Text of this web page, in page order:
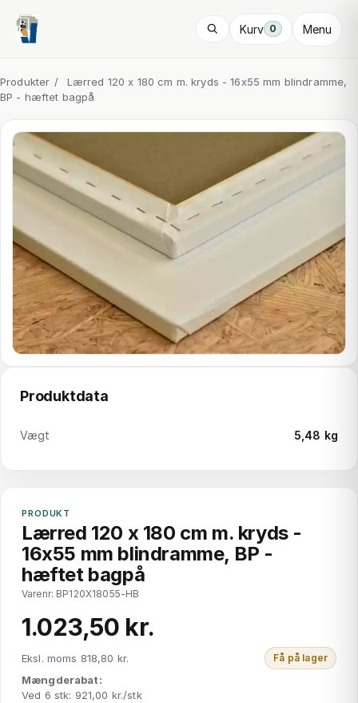
Kurv 0 Menu
Produkter /
Lærred 120 x 180 cm m. kryds - 16x55 mm blindramme,
BP - hæftet bagpå
Produktdata
Vægt 5,48 kg
PRODUKT
Lærred 120 x 180 cm m. kryds -
16x55 mm blindramme, BP -
hæftet bagpå
Varenr: BP120X18055-HB
1.023,50 kr.
Eksl. moms 818,80 kr. Få på lager
Mængderabat:
Ved 6 stk: 921,00 kr./stk